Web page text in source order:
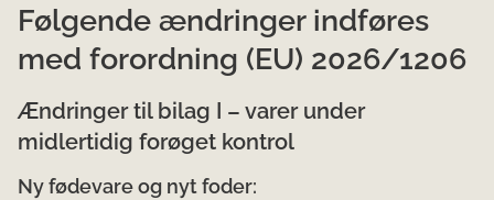
Følgende ændringer indføres
med forordning (EU) 2026/1206
Ændringer til bilag I – varer under
midlertidig forøget kontrol
Ny fødevare og nyt foder: